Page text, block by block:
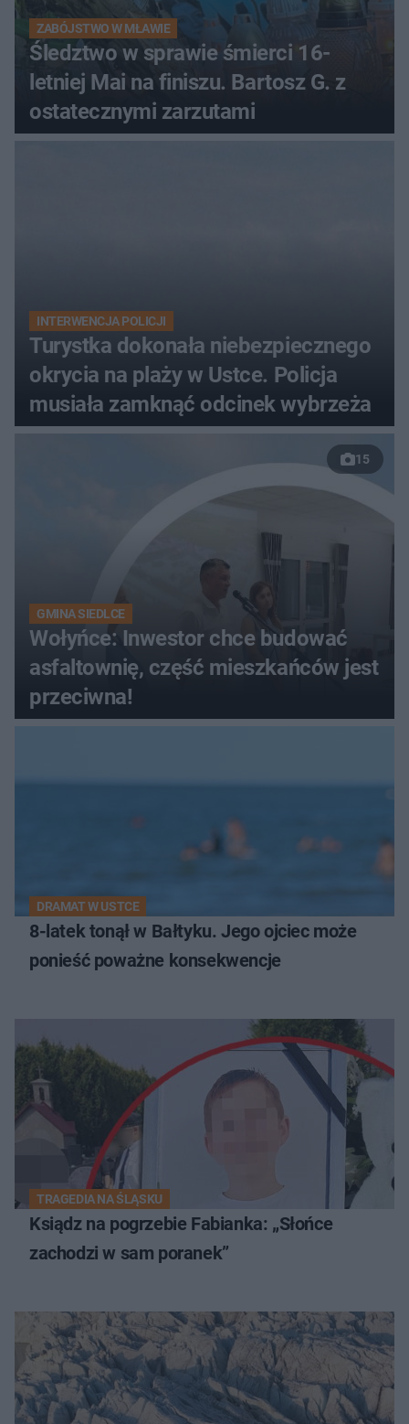
ZABÓJSTWO W MŁAWIE
Śledztwo w sprawie śmierci 16-
letniej Mai na finiszu. Bartosz G. z
ostatecznymi zarzutami
INTERWENCJA POLICJI
Turystka dokonała niebezpiecznego
okrycia na plaży w Ustce. Policja
musiała zamknąć odcinek wybrzeża
15
GMINA SIEDLCE
Wołyńce: Inwestor chce budować
asfaltownię, część mieszkańców jest
przeciwna!
DRAMAT W USTCE
8-latek tonął w Bałtyku. Jego ojciec może
ponieść poważne konsekwencje
TRAGEDIA NA ŚLĄSKU
Ksiądz na pogrzebie Fabianka: „Słońce
zachodzi w sam poranek”